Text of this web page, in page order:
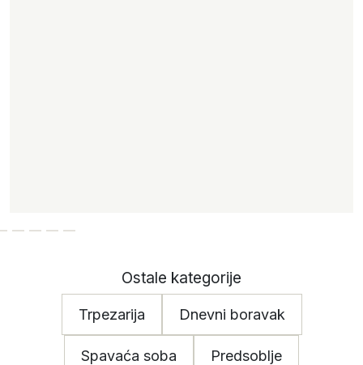
Ostale kategorije
Trpezarija Dnevni boravak
Spavaća soba Predsoblje